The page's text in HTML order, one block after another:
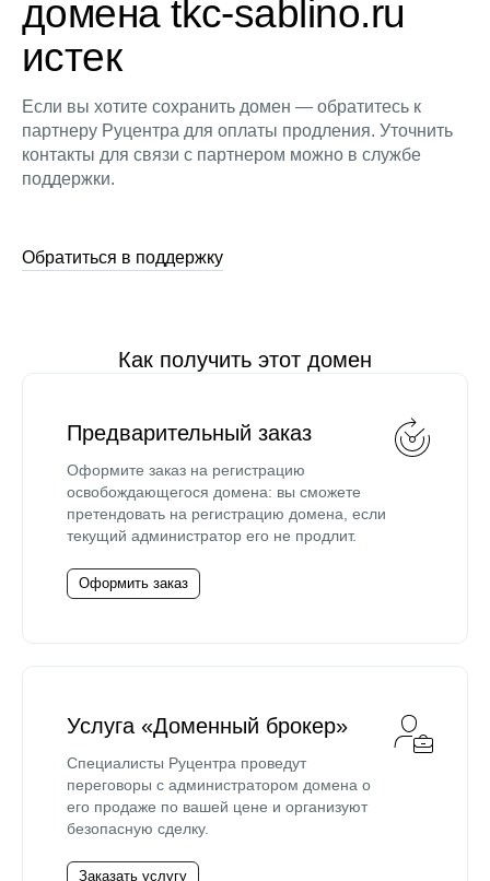
домена tkc-sablino.ru
истек
Если вы хотите сохранить домен — обратитесь к
партнеру Руцентра для оплаты продления. Уточнить
контакты для связи с партнером можно в службе
поддержки.
Обратиться в поддержку
Как получить этот домен
Предварительный заказ
Оформите заказ на регистрацию
освобождающегося домена: вы сможете
претендовать на регистрацию домена, если
текущий администратор его не продлит.
Оформить заказ
Услуга «Доменный брокер»
Специалисты Руцентра проведут
переговоры с администратором домена о
его продаже по вашей цене и организуют
безопасную сделку.
Заказать услугу